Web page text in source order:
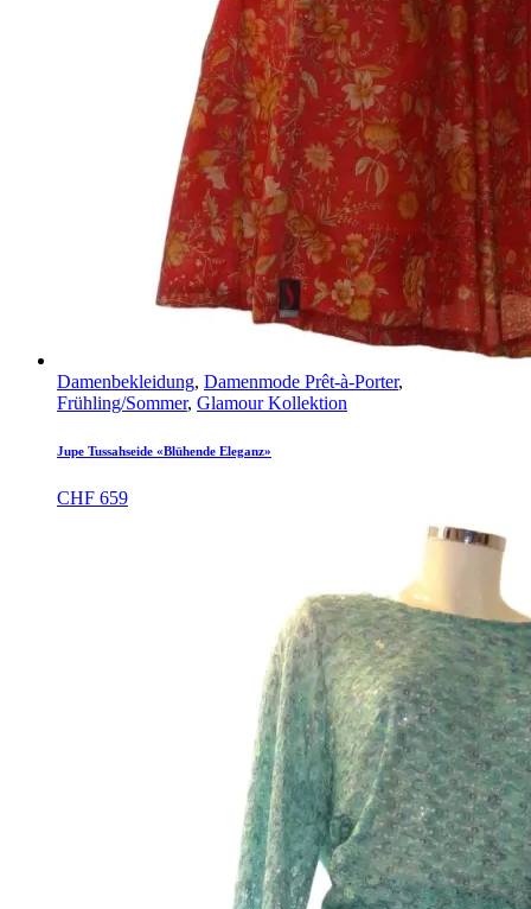
Damenbekleidung, Damenmode Prêt-à-Porter,
Frühling/Sommer, Glamour Kollektion
Jupe Tussahseide «Blühende Eleganz»
CHF 659